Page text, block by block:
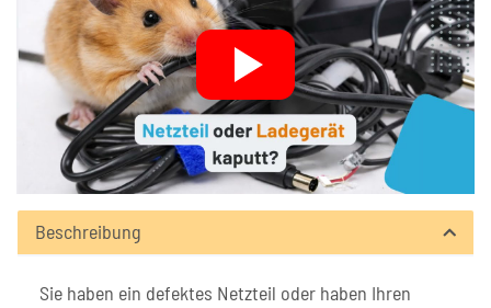
Beschreibung
Sie haben ein defektes Netzteil oder haben Ihren